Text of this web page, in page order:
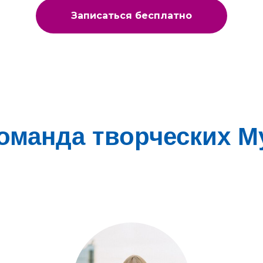
Записаться бесплатно
творческих